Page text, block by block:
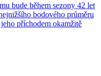
bude během sezony 42 let
bodového průměru
příchodem okamžitě